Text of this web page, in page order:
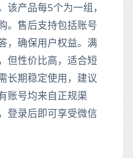
该产品每5个为一组，
。售后支持包括账号
，确保用户权益。满
但性价比高，适合短
长期稳定使用，建议
账号均来自正规渠
登录后即可享受微信